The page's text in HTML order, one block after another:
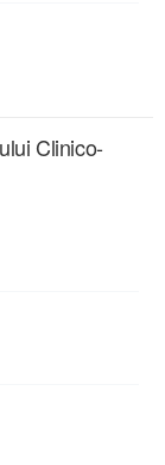
Clinico-